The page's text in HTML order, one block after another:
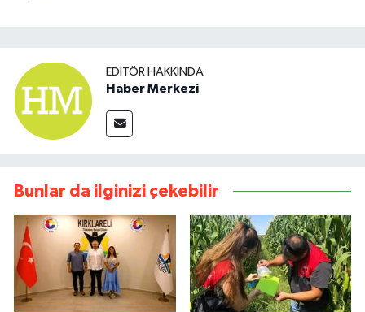
EDITÖR HAKKINDA
Haber Merkezi
Bunlar da ilginizi çekebilir